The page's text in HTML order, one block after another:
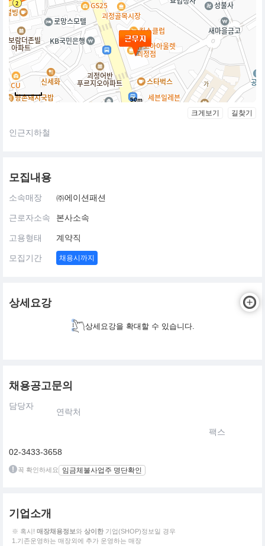
50m
크게보기 길찾기
인근지하철
모집내용
소속매장 ㈜에이션패션
근로자소속 본사소속
고용형태 계약직
모집기간 채용시까지
상세요강
상세요강을 확대할 수 있습니다.
채용공고문의
담당자
연락처
팩스
02-3433-3658
꼭 확인하세요 임금체불사업주 명단확인
기업소개
※ 혹시! 매장채용정보와 상이한 기업(SHOP)정보일 경우
1.기존운영하는 매장외에 추가 운영하는 매장